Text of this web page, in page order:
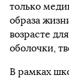
только
образа
возрасте
оболочки,
В рамках